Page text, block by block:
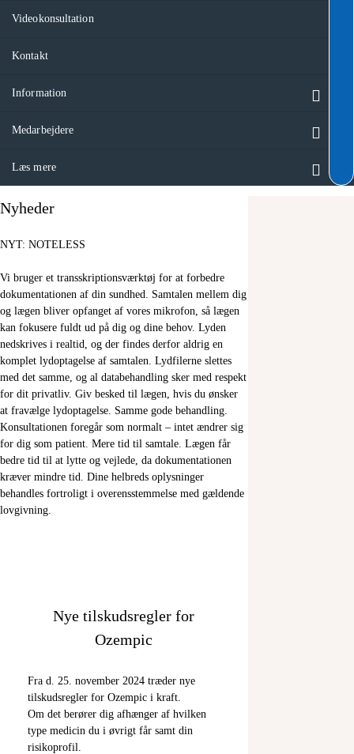
Videokonsultation
Kontakt
Information
Medarbejdere
Læs mere
Nyheder
NYT: NOTELESS
Vi bruger et transskriptionsværktøj for at forbedre
dokumentationen af din sundhed. Samtalen mellem dig
og lægen bliver opfanget af vores mikrofon, så lægen
kan fokusere fuldt ud på dig og dine behov. Lyden
nedskrives i realtid, og der findes derfor aldrig en
komplet lydoptagelse af samtalen. Lydfilerne slettes
med det samme, og al databehandling sker med respekt
for dit privatliv. Giv besked til lægen, hvis du ønsker
at fravælge lydoptagelse. Samme gode behandling.
Konsultationen foregår som normalt – intet ændrer sig
for dig som patient. Mere tid til samtale. Lægen får
bedre tid til at lytte og vejlede, da dokumentationen
kræver mindre tid. Dine helbreds oplysninger
behandles fortroligt i overensstemmelse med gældende
lovgivning.
Nye tilskudsregler for
Ozempic
Fra d. 25. november 2024 træder nye
tilskudsregler for Ozempic i kraft.
Om det berører dig afhænger af hvilken
type medicin du i øvrigt får samt din
risikoprofil.